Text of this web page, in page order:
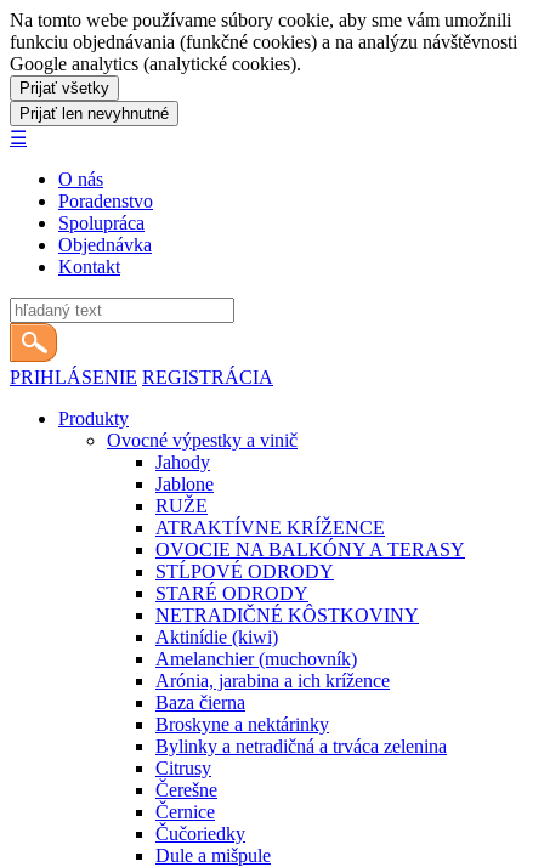
Na tomto webe používame súbory cookie, aby sme vám umožnili
funkciu objednávania (funkčné cookies) a na analýzu návštěvnosti
Google analytics (analytické cookies).
☰
O nás
Poradenstvo
Spolupráca
Objednávka
Kontakt
PRIHLÁSENIE REGISTRÁCIA
Produkty
Ovocné výpestky a vinič
Jahody
Jablone
RUŽE
ATRAKTÍVNE KRÍŽENCE
OVOCIE NA BALKÓNY A TERASY
STĹPOVÉ ODRODY
STARÉ ODRODY
NETRADIČNÉ KÔSTKOVINY
Aktinídie (kiwi)
Amelanchier (muchovník)
Arónia, jarabina a ich krížence
Baza čierna
Broskyne a nektárinky
Bylinky a netradičná a trváca zelenina
Citrusy
Čerešne
Černice
Čučoriedky
Dule a mišpule